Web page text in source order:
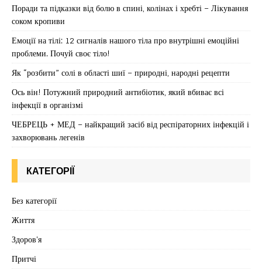
Поради та підказки від болю в спині, колінах і хребті – Лікування
соком кропиви
Емоції на тілі: 12 сигналів нашого тіла про внутрішні емоційні
проблеми. Почуй своє тіло!
Як “розбити” солі в області шиї – природні, народні рецепти
Ось він! Потужний природний антибіотик, який вбиває всі
інфекції в організмі
ЧЕБРЕЦЬ + МЕД – найкращий засіб від респіраторних інфекцій і
захворювань легенів
КАТЕГОРІЇ
Без категорії
Життя
Здоров'я
Притчі